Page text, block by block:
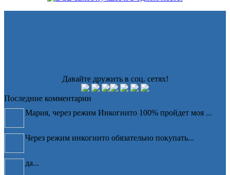
Давайте дружить в соц. сетях!
Последние комментарии
Мария, через режим Инкогнито 100% пройдет моя ...
Через режим инкогнито обязательно покупать...
да...